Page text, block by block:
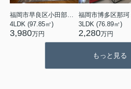
福岡市早良区小田部５丁目
4LDK (97.85㎡)
3,980万円
3LDK (76.89㎡)
2,280万円
もっと見る